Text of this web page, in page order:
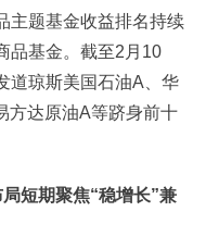
主题基金收益排名持续
品基金。截至2月10
道琼斯美国石油A、华
方达原油A等跻身前十
短期聚焦“稳增长”兼